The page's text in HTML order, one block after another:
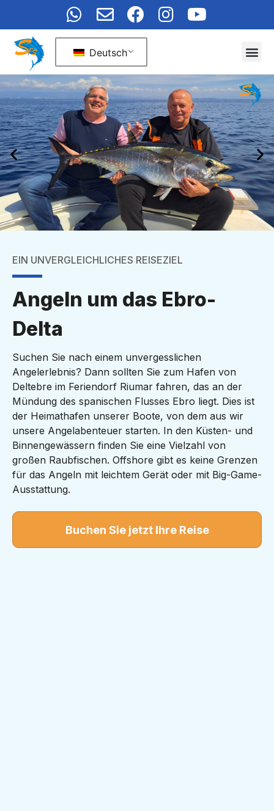
Deutsch
EIN UNVERGLEICHLICHES REISEZIEL
Angeln um das Ebro-
Delta
Suchen Sie nach einem unvergesslichen
Angelerlebnis? Dann sollten Sie zum Hafen von
Deltebre im Feriendorf Riumar fahren, das an der
Mündung des spanischen Flusses Ebro liegt. Dies ist
der Heimathafen unserer Boote, von dem aus wir
unsere Angelabenteuer starten. In den Küsten- und
Binnengewässern finden Sie eine Vielzahl von
großen Raubfischen. Offshore gibt es keine Grenzen
für das Angeln mit leichtem Gerät oder mit Big-Game-
Ausstattung.
Buchen Sie jetzt Ihre Reise